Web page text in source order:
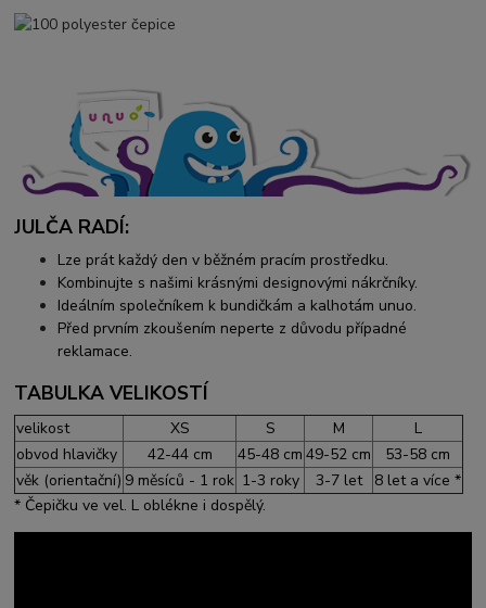
JULČA RADÍ:
Lze prát každý den v běžném pracím prostředku.
Kombinujte s našimi krásnými designovými nákrčníky.
Ideálním společníkem k bundičkám a kalhotám unuo.
Před prvním zkoušením neperte z důvodu případné
reklamace.
TABULKA VELIKOSTÍ
velikost XS S M
L
obvod hlavičky
42-44 cm 45-48 cm 49-52 cm
53-58 cm
věk (orientační) 9 měsíců - 1 rok 1-3 roky 3-7 let
8 let a více *
* Čepičku ve vel. L oblékne i dospělý.